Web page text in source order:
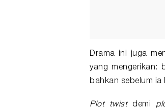
Drama ini juga
yang mengerikan:
bahkan sebelum ia
Plot twistdemi